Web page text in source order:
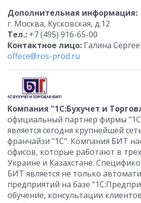
Дополнительная информация:
г. Москва, Кусковская, д.12
Тел.: +7 (495) 916-65-00
Контактное лицо: Галина
offece@ros-prod.ru
Компания "1С:Бухучет и
официальный партнер фирмы
является сегодня крупнейшей
франчайзи "1С". Компания БИТ
офисов, которые работают в трех
Украине и Казахстане.
БИТ является не только
предприятий на базе
обучение, консультации